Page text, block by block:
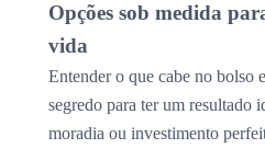
Opções sob medida
vida
Entender o que cabe no bolso
segredo para ter um resultado
moradia ou investimento